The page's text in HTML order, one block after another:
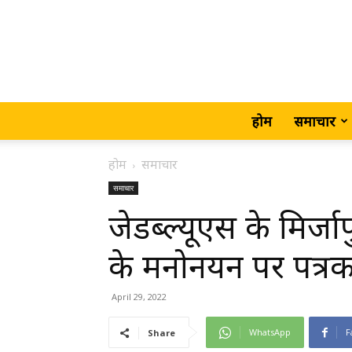
होम समाचार
होम समाचार
समाचार
जेडब्ल्यूएस के
के मनोनयन पर
April 29, 2022
Share WhatsApp